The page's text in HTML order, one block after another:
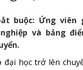
buộc: Ứng viên
và bảng
đại học trở lên